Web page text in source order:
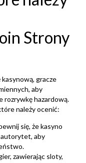
Strony
gracze
aby
rozrywkę hazardową.
należy ocenić:
się, że kasyno
aby
zawierając sloty,